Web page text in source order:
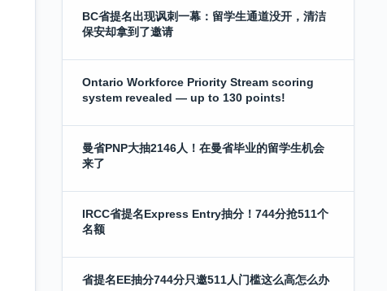
BC省提名出现讽刺一幕：留学生通道没开，清洁
保安却拿到了邀请
Ontario Workforce Priority Stream scoring
system revealed — up to 130 points!
曼省PNP大抽2146人！在曼省毕业的留学生机会
来了
IRCC省提名Express Entry抽分！744分抢511个
名额
省提名EE抽分744分只邀511人门槛这么高怎么办